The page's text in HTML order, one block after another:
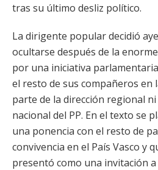
tras su último desliz político.
La dirigente popular decidió
ocultarse después de la
por una iniciativa
el resto de sus compañeros en
parte de la dirección regional
nacional del PP. En el texto se
una ponencia con el resto de
convivencia en el País Vasco y
presentó como una invitación a